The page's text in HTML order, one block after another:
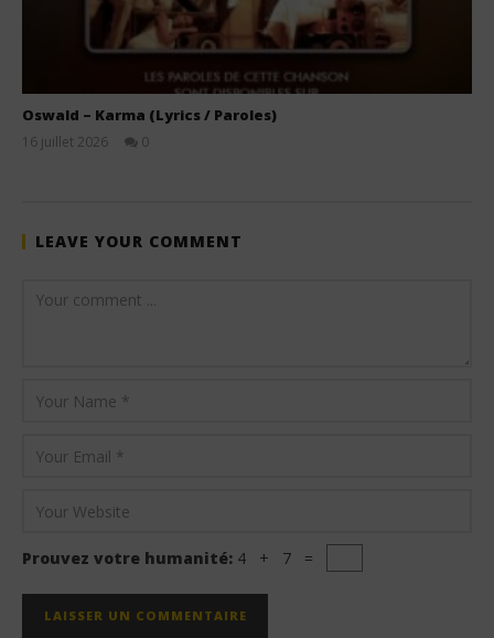
Oswald – Karma (Lyrics / Paroles)
16 juillet 2026
0
LEAVE YOUR COMMENT
Prouvez votre humanité: 4 + 7 =